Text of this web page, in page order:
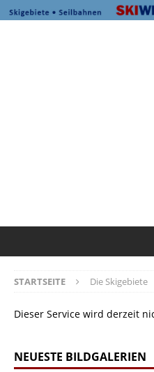
STARTSEITE Die Skigebiete
Dieser Service wird derzeit
NEUESTE BILDGALERIEN